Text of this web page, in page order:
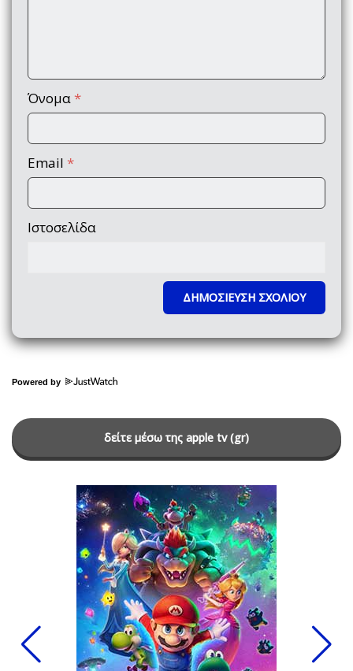
Όνομα *
Email *
Ιστοσελίδα
Powered by
δείτε μέσω της apple tv (gr)